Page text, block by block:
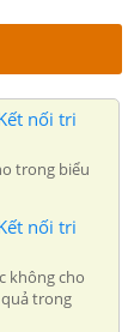
nối tri
trong biểu
nối tri
không cho
trong